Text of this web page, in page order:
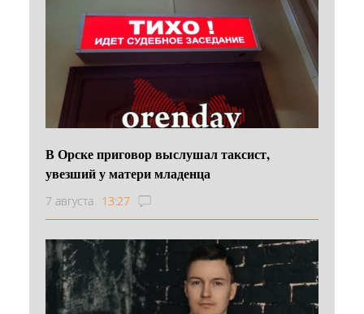
В Орске приговор выслушал таксист,
увезший у матери младенца
7 августа 13:27